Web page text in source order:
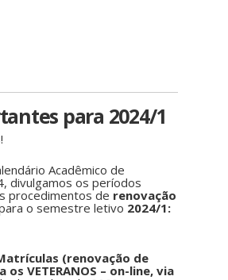
para 2024/1
Acadêmico de
divulgamos os períodos
procedimentos de renovação
o semestre letivo 2024/1:
(renovação de
VETERANOS – on-line, via